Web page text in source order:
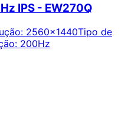
IPS - EW270Q
: 2560x1440Tipo de
: 200Hz